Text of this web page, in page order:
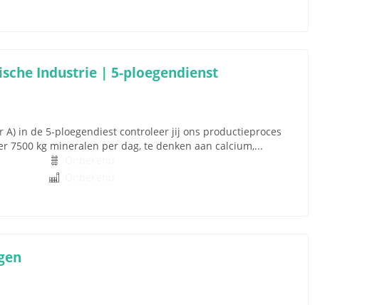
Industrie | 5-ploegendienst
A) in de 5-ploegendiest controleer jij ons productieproces
7500 kg mineralen per dag, te denken aan calcium,...